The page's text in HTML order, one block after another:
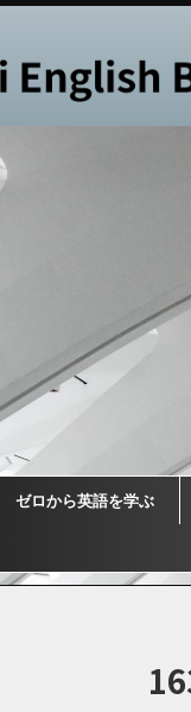
ゼロから英語を学ぶ